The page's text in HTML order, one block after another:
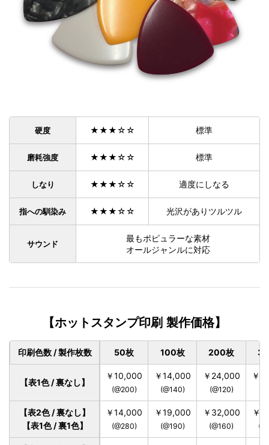
硬度 ★★★☆☆ 標準
磨耗強度 ★★★☆☆ 標準
しなり ★★★☆☆ 適度にしなる
指への馴染み ★★★☆☆ 光沢がありツルツル
サウンド
最もポピュラーな素材
オールジャンルに対応
【ホットスタンプ印刷 製作価格】
印刷色数 / 製作枚数 50枚 100枚 200枚
【表1色 / 裏なし】
￥10,000
(@200)
￥14,000
(@140)
￥24,000
(@120)
￥
【表2色 / 裏なし】
【表1色 / 裏1色】
￥14,000
(@280)
￥19,000
(@190)
￥32,000
(@160)
￥